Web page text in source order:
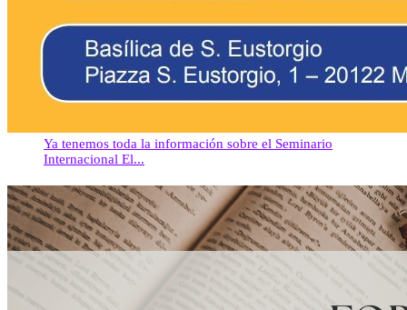
Ya tenemos toda la información sobre el Seminario
Internacional El...